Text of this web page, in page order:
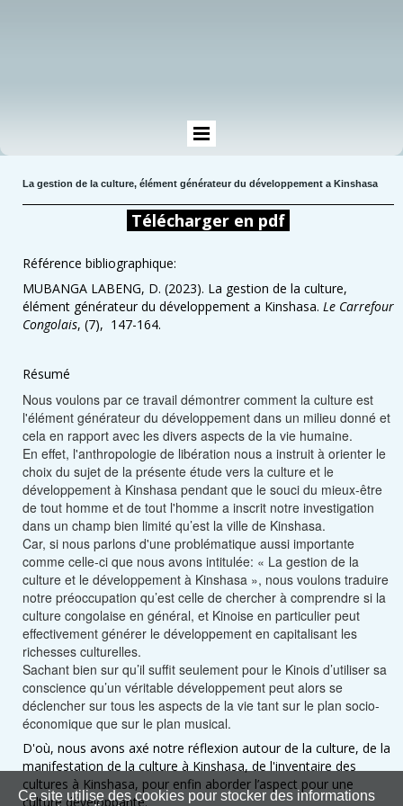
La gestion de la culture, élément générateur du développement a Kinshasa
Télécharger en pdf
Référence bibliographique:
MUBANGA LABENG, D. (2023). La gestion de la culture,
élément générateur du développement a Kinshasa. Le Carrefour
Congolais, (7), 147-164.
Résumé
Nous voulons par ce travail démontrer comment la culture est
l'élément générateur du développement dans un milieu donné et
cela en rapport avec les divers aspects de la vie humaine.
En effet, l'anthropologie de libération nous a instruit à orienter le
choix du sujet de la présente étude vers la culture et le
développement à Kinshasa pendant que le souci du mieux-être
de tout homme et de tout l'homme a inscrit notre investigation
dans un champ bien limité qu’est la ville de Kinshasa.
Car, si nous parlons d'une problématique aussi importante
comme celle-ci que nous avons intitulée: « La gestion de la
culture et le développement à Kinshasa », nous voulons traduire
notre préoccupation qu’est celle de chercher à comprendre si la
culture congolaise en général, et Kinoise en particulier peut
effectivement générer le développement en capitalisant les
richesses culturelles.
Sachant bien sur qu’il suffit seulement pour le Kinois d’utiliser sa
conscience qu’un véritable développement peut alors se
déclencher sur tous les aspects de la vie tant sur le plan socio-
économique que sur le plan musical.
D'où, nous avons axé notre réflexion autour de la culture, de la
manifestation de la culture à Kinshasa, de l'inventaire des
cultures à Kinshasa, pour enfin aborder l’aspect pour une
culture développante.
Ce site utilise des cookies pour stocker des informations